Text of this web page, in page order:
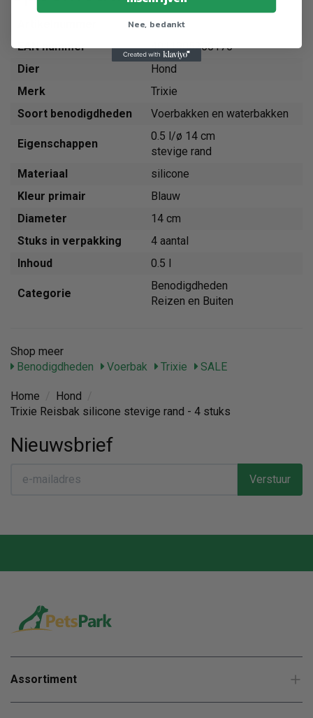
25017
EAN nummer
4011905250175
Dier
Hond
Merk
Trixie
Soort benodigdheden
Voerbakken en waterbakken
Eigenschappen
0.5 l/ø 14 cm
stevige rand
Materiaal
silicone
Kleur primair
Blauw
Diameter
14 cm
Stuks in verpakking
4 aantal
Inhoud
0.5 l
Categorie
Benodigdheden
Reizen en Buiten
Shop meer
Benodigdheden
Voerbak Trixie SALE
Home Hond
Trixie Reisbak silicone stevige rand - 4 stuks
Nieuwsbrief
Verstuur
Assortiment
Nee, bedankt